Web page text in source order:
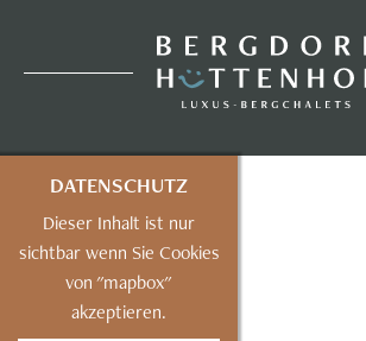
DATENSCHUTZ
Dieser Inhalt ist nur
sichtbar wenn Sie Cookies
von "mapbox"
akzeptieren.